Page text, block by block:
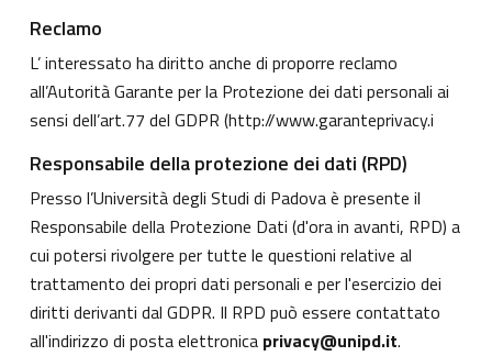
Reclamo
L’ interessato ha diritto anche di proporre reclamo
all’Autorità Garante per la Protezione dei dati personali ai
sensi dell’art.77 del GDPR (http://www.garanteprivacy.i
Responsabile della protezione dei dati (RPD)
Presso l’Università degli Studi di Padova è presente il
Responsabile della Protezione Dati (d'ora in avanti, RPD) a
cui potersi rivolgere per tutte le questioni relative al
trattamento dei propri dati personali e per l'esercizio dei
diritti derivanti dal GDPR. Il RPD può essere contattato
all'indirizzo di posta elettronica privacy@unipd.it.